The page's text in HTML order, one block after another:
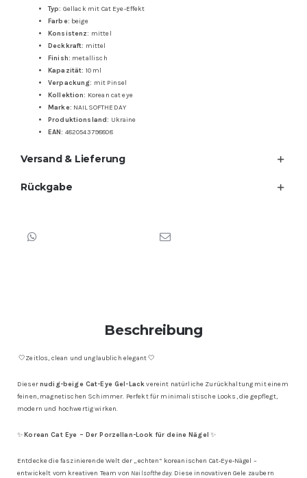
Typ: Gellack mit Cat Eye-Effekt
Farbe: beige
Konsistenz: mittel
Deckkraft: mittel
Finish: metallisch
Kapazität: 10 ml
Verpackung: mit Pinsel
Kollektion: Korean cat eye
Marke: NAILSOFTHEDAY
Produktionsland: Ukraine
EAN: 4820543798808
Versand & Lieferung
Rückgabe
Beschreibung
🤍Zeitlos, clean und unglaublich elegant 🤍
Diesernudig-beige Cat-Eye Gel-Lackvereint natürliche Zurückhaltung mit einem
feinen, magnetischen Schimmer. Perfekt für minimalistische Looks, die gepflegt,
modern und hochwertig wirken.
✨Korean Cat Eye – Der Porzellan-Look für deine Nägel ✨
Entdecke die faszinierende Welt der „echten“ koreanischen Cat-Eye-Nägel –
entwickelt vom kreativen Team von Nailsoftheday. Diese innovativen Gele zaubern